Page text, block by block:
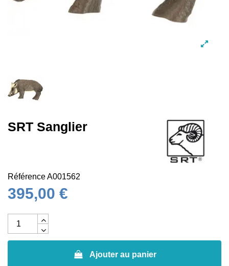
SRT Sanglier
RéférenceA001562
395,00 €
Ajouter au panier